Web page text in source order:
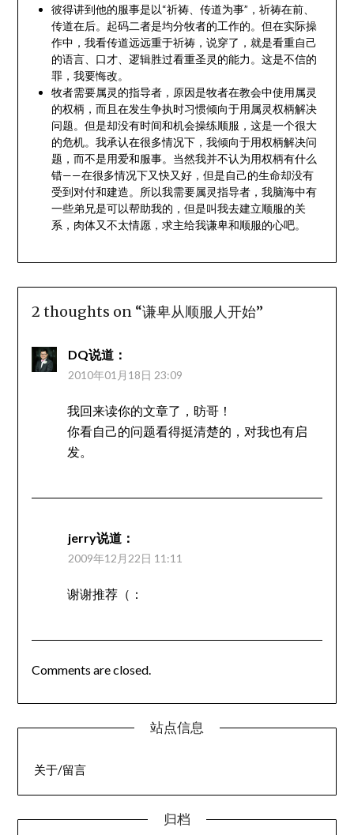
彼得讲到他的服事是以“祈祷、传道为事”，祈祷在前、
传道在后。起码二者是均分牧者的工作的。但在实际操
作中，我看传道远远重于祈祷，说穿了，就是看重自己
的语言、口才、逻辑胜过看重圣灵的能力。这是不信的
罪，我要悔改。
牧者需要属灵的指导者，原因是牧者在教会中使用属灵
的权柄，而且在发生争执时习惯倾向于用属灵权柄解决
问题。但是却没有时间和机会操练顺服，这是一个很大
的危机。我承认在很多情况下，我倾向于用权柄解决问
题，而不是用爱和服事。当然我并不认为用权柄有什么
错——在很多情况下又快又好，但是自己的生命却没有
受到对付和建造。所以我需要属灵指导者，我脑海中有
一些弟兄是可以帮助我的，但是叫我去建立顺服的关
系，肉体又不太情愿，求主给我谦卑和顺服的心吧。
2 thoughts on “谦卑从顺服人开始”
DQ说道：
2010年01月18日 23:09
我回来读你的文章了，昉哥！
你看自己的问题看得挺清楚的，对我也有启
发。
jerry说道：
2009年12月22日 11:11
谢谢推荐（：
Comments are closed.
站点信息
关于/留言
归档